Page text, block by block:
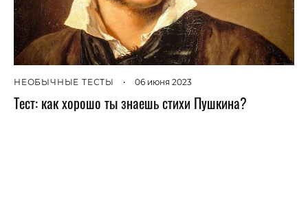
НЕОБЫЧНЫЕ ТЕСТЫ • 06 июня 2023
Тест: как хорошо ты знаешь стихи Пушкина?